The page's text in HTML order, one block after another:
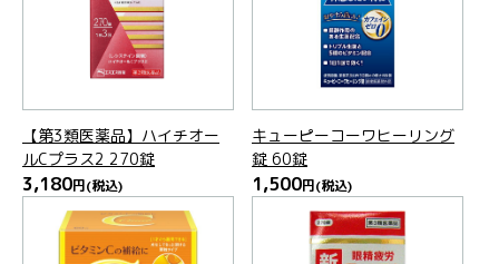
【第3類医薬品】ハイチオー
ルCプラス2 270錠
3,180円(税込)
キューピーコーワヒーリング
錠 60錠
1,500円(税込)